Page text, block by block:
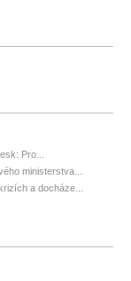
Pro...
ministerstva...
a docháze...